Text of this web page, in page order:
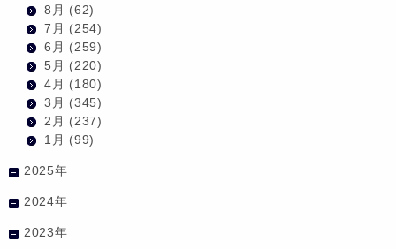
8月 (62)
7月 (254)
6月 (259)
5月 (220)
4月 (180)
3月 (345)
2月 (237)
1月 (99)
2025年
2024年
2023年